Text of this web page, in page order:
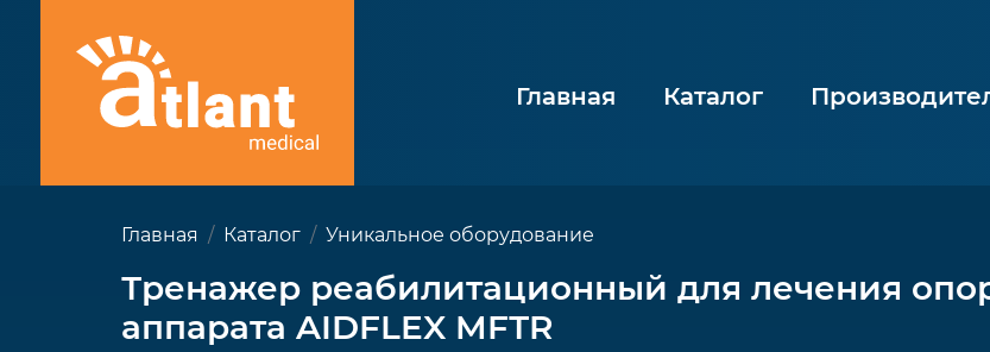
Главная Каталог
Главная Каталог Уникальное оборудование
Тренажер реабилитационный для лечения
аппарата AIDFLEX MFТR